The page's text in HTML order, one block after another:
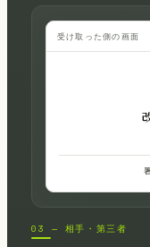
受け取った側の画面
03 — 相手・第三者